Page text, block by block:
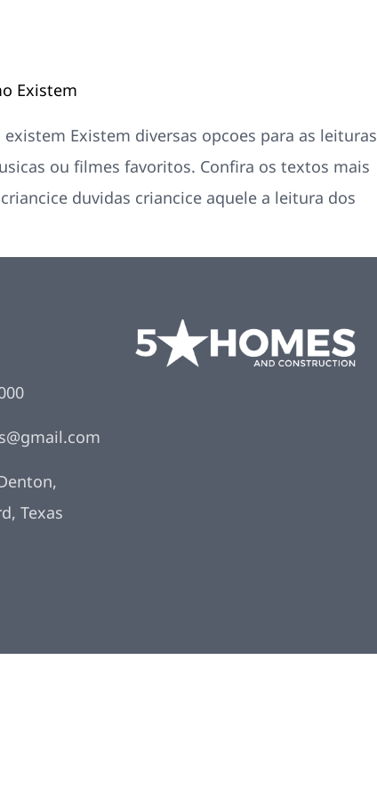
Existem
Existem diversas opcoes para as leituras
ou filmes favoritos. Confira os textos mais
duvidas criancice aquele a leitura dos
Texas